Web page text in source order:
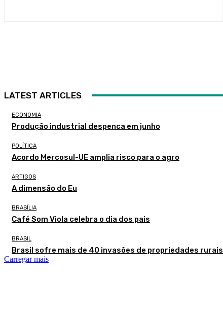
LATEST ARTICLES
ECONOMIA
Produção industrial despenca em junho
POLÍTICA
Acordo Mercosul-UE amplia risco para o agro
ARTIGOS
A dimensão do Eu
BRASÍLIA
Café Som Viola celebra o dia dos pais
BRASIL
Brasil sofre mais de 40 invasões de propriedades rurais
Carregar mais